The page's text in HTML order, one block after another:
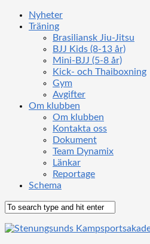
Nyheter
Träning
Brasiliansk Jiu-Jitsu
BJJ Kids (8-13 år)
Mini-BJJ (5-8 år)
Kick- och Thaiboxning
Gym
Avgifter
Om klubben
Om klubben
Kontakta oss
Dokument
Team Dynamix
Länkar
Reportage
Schema